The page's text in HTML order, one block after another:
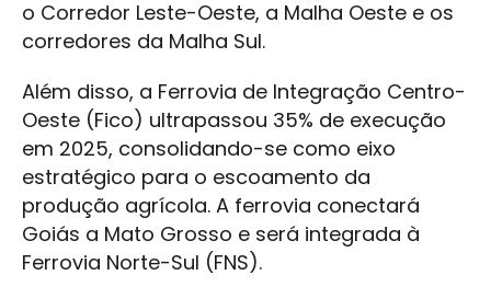
o Corredor Leste-Oeste, a Malha Oeste e os
corredores da Malha Sul.
Além disso, a Ferrovia de Integração Centro-
Oeste (Fico) ultrapassou 35% de execução
em 2025, consolidando-se como eixo
estratégico para o escoamento da
produção agrícola. A ferrovia conectará
Goiás a Mato Grosso e será integrada à
Ferrovia Norte-Sul (FNS).